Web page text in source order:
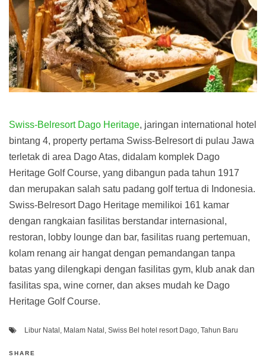
Swiss-Belresort Dago Heritage, jaringan international hotel
bintang 4, property pertama Swiss-Belresort di pulau Jawa
terletak di area Dago Atas, didalam komplek Dago
Heritage Golf Course, yang dibangun pada tahun 1917
dan merupakan salah satu padang golf tertua di Indonesia.
Swiss-Belresort Dago Heritage memilikoi 161 kamar
dengan rangkaian fasilitas berstandar internasional,
restoran, lobby lounge dan bar, fasilitas ruang pertemuan,
kolam renang air hangat dengan pemandangan tanpa
batas yang dilengkapi dengan fasilitas gym, klub anak dan
fasilitas spa, wine corner, dan akses mudah ke Dago
Heritage Golf Course.
Libur Natal, Malam Natal, Swiss Bel hotel resort Dago, Tahun Baru
SHARE